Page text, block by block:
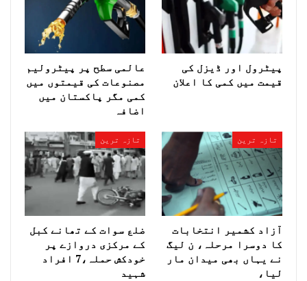
پیٹرول اور ڈیزل کی
قیمت میں کمی کا اعلان
عالمی سطح پر پیٹرولیم
مصنوعات کی قیمتوں میں
کمی مگر پاکستان میں
اضافہ
تازہ ترین
آزاد کشمیر انتخابات
کا دوسرا مرحلہ، ن لیگ
نے یہاں بھی میدان مار
لیا،
تازہ ترین
ضلع سوات کے تھانے کبل
کے مرکزی دروازے پر
خودکش حملہ،7 افراد
شہید